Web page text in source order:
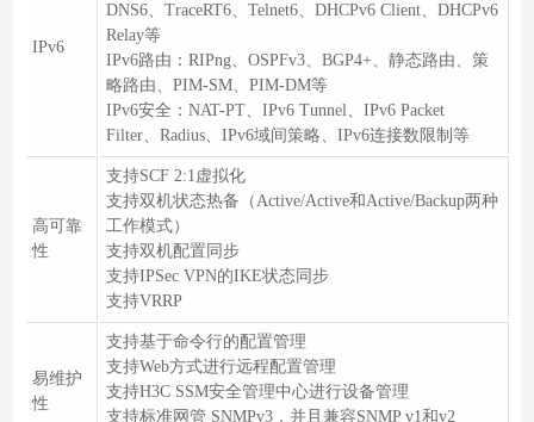
IPv6
DNS6、TraceRT6、Telnet6、DHCPv6 Client、DHCPv6
Relay等
IPv6路由：RIPng、OSPFv3、BGP4+、静态路由、策
略路由、PIM-SM、PIM-DM等
IPv6安全：NAT-PT、IPv6 Tunnel、IPv6 Packet
Filter、Radius、IPv6域间策略、IPv6连接数限制等
高可靠
性
支持SCF 2:1虚拟化
支持双机状态热备（Active/Active和Active/Backup两种
工作模式）
支持双机配置同步
支持IPSec VPN的IKE状态同步
支持VRRP
易维护
性
支持基于命令行的配置管理
支持Web方式进行远程配置管理
支持H3C SSM安全管理中心进行设备管理
支持标准网管 SNMPv3，并且兼容SNMP v1和v2